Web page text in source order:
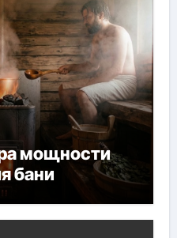
мощности
бани